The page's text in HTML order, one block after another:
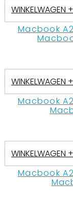
WINKELWAGEN +
Macbook
WINKELWAGEN +
Macbook
WINKELWAGEN +
Macbook